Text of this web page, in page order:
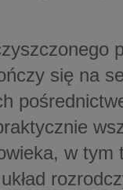
się na
w tym